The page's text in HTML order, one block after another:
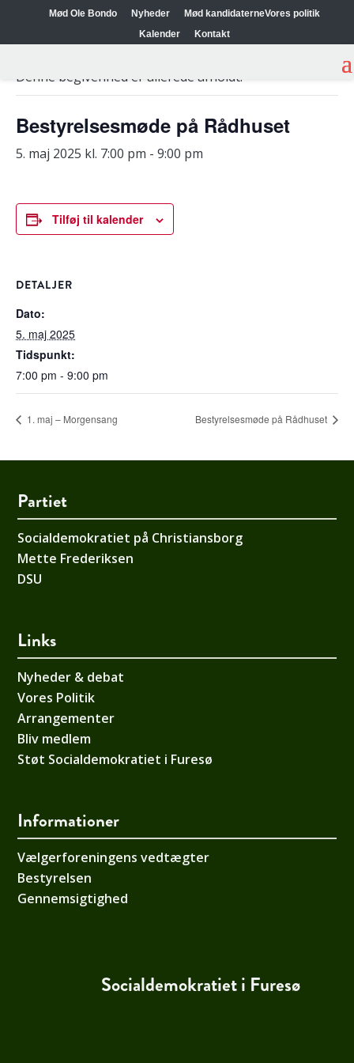
Mød Ole Bondo Nyheder Mød kandidaterneVores politik
Kalender
Kontakt
« Alle Begivenheder
Denne begivenhed er allerede afholdt.
Bestyrelsesmøde på Rådhuset
5. maj 2025 kl. 7:00 pm - 9:00 pm
Tilføj til kalender
DETALJER
Dato:
5. maj 2025
Tidspunkt:
7:00 pm - 9:00 pm
1. maj – Morgensang Bestyrelsesmøde på Rådhuset
Partiet
Socialdemokratiet på Christiansborg
Mette Frederiksen
DSU
Links
Nyheder & debat
Vores Politik
Arrangementer
Bliv medlem
Støt Socialdemokratiet i Furesø
Informationer
Vælgerforeningens vedtægter
Bestyrelsen
Gennemsigtighed
Socialdemokratiet i Furesø